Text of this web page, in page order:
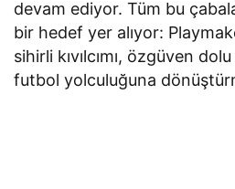
devam ediyor. Tüm bu
bir hedef yer alıyor:
sihirli kıvılcımı, özgüven
futbol yolculuğuna